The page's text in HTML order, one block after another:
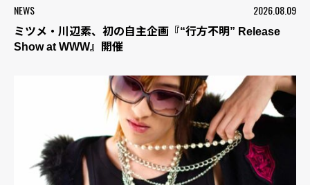
NEWS 2026.08.09
ミツメ・川辺素、初の自主企画『“行方不明” Release
Show at WWW』開催